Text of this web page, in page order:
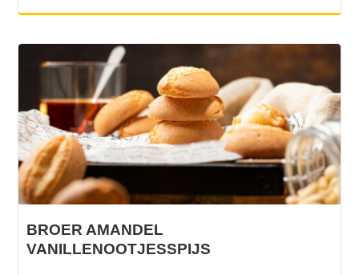
BROER AMANDEL
VANILLENOOTJESSPIJS